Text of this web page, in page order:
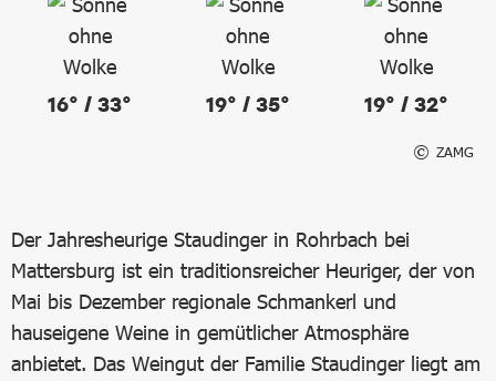
16° / 33° 19° / 35° 19° / 32°
ZAMG
Der Jahresheurige Staudinger in Rohrbach bei
Mattersburg ist ein traditionsreicher Heuriger, der von
Mai bis Dezember regionale Schmankerl und
hauseigene Weine in gemütlicher Atmosphäre
anbietet. Das Weingut der Familie Staudinger liegt am